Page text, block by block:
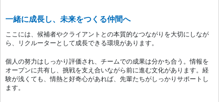
一緒に成長し、未来をつくる仲間へ
ここには、候補者やクライアントとの本質的なつながりを大切にしなが
ら、リクルーターとして成長できる環境があります。
個人の努力はしっかり評価され、チームでの成果は分かち合う。情報を
オープンに共有し、挑戦を支え合いながら前に進む文化があります。経
験が浅くても、情熱と好奇心があれば、先輩たちがしっかりサポートし
ます。